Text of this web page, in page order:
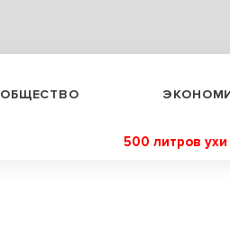
ОБЩЕСТВО
500 литров